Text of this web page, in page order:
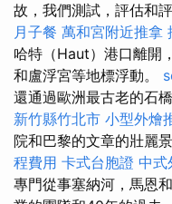
故，我們測試，評估和
月子餐 萬和宮附近推拿
哈特（Haut）港口離開
和盧浮宮等地標浮動。
還通過歐洲最古老的石
新竹縣竹北市 小型外燴
院和巴黎的文章的壯麗
程費用 卡式台胞證 中式
專門從事塞納河，馬恩